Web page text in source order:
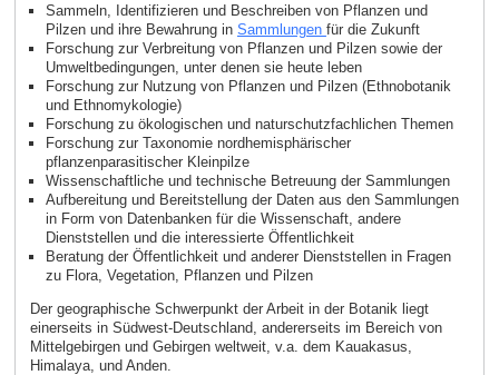
Sammeln, Identifizieren und Beschreiben von Pflanzen und
Pilzen und ihre Bewahrung in Sammlungen für die Zukunft
Forschung zur Verbreitung von Pflanzen und Pilzen sowie der
Umweltbedingungen, unter denen sie heute leben
Forschung zur Nutzung von Pflanzen und Pilzen (Ethnobotanik
und Ethnomykologie)
Forschung zu ökologischen und naturschutzfachlichen Themen
Forschung zur Taxonomie nordhemisphärischer
pflanzenparasitischer Kleinpilze
Wissenschaftliche und technische Betreuung der Sammlungen
Aufbereitung und Bereitstellung der Daten aus den Sammlungen
in Form von Datenbanken für die Wissenschaft, andere
Dienststellen und die interessierte Öffentlichkeit
Beratung der Öffentlichkeit und anderer Dienststellen in Fragen
zu Flora, Vegetation, Pflanzen und Pilzen
Der geographische Schwerpunkt der Arbeit in der Botanik liegt
einerseits in Südwest-Deutschland, andererseits im Bereich von
Mittelgebirgen und Gebirgen weltweit, v.a. dem Kauakasus,
Himalaya, und Anden.